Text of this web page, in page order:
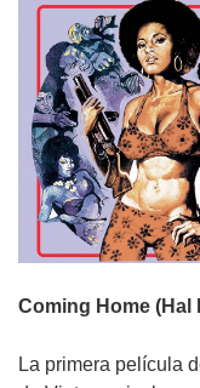
Coming Home (Hal
La primera película